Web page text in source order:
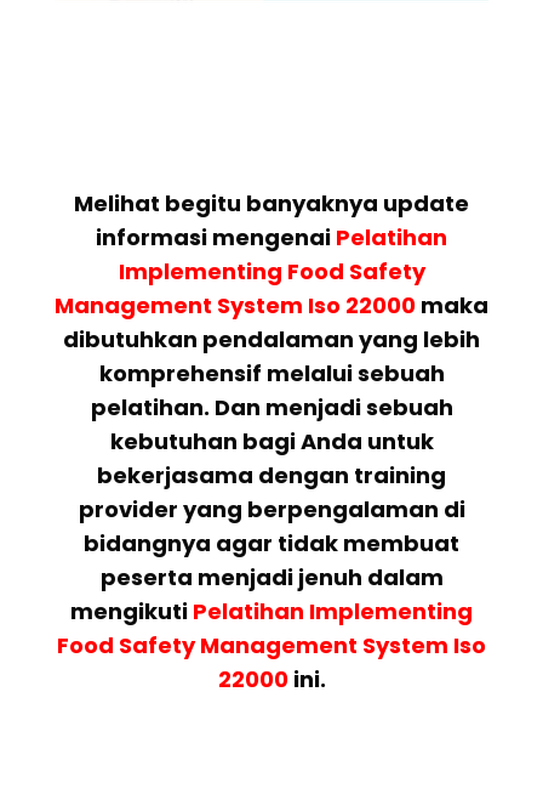
Melihat begitu banyaknya update
informasi mengenai Pelatihan
Implementing Food Safety
Management System Iso 22000 maka
dibutuhkan pendalaman yang lebih
komprehensif melalui sebuah
pelatihan. Dan menjadi sebuah
kebutuhan bagi Anda untuk
bekerjasama dengan training
provider yang berpengalaman di
bidangnya agar tidak membuat
peserta menjadi jenuh dalam
mengikuti Pelatihan Implementing
Food Safety Management System Iso
22000 ini.